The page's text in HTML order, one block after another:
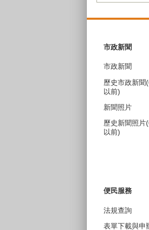
市政新聞
市政新聞
歷史市政新聞
以前)
新聞照片
歷史新聞照片
以前)
便民服務
法規查詢
表單下載與申